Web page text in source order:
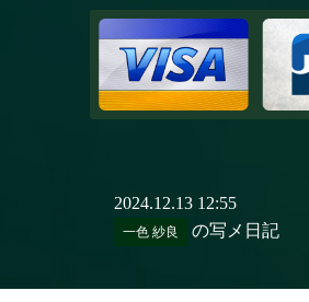
2024.12.13 12:55
一色 紗良 の写メ日記